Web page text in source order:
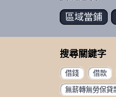
區域當鋪
搜尋關鍵字
借錢 借款
無薪轉無勞保貸